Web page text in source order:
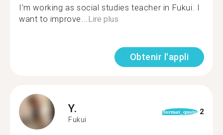
I’m working as social studies teacher in Fukui. I
want to improve...Lire plus
Obtenir l'appli
Y.
Fukui
format_quote 2